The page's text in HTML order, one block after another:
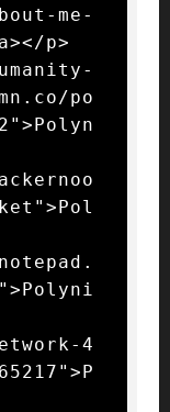
me-
p>
po
4